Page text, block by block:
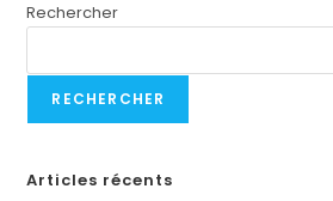
Rechercher
RECHERCHER
Articles récents